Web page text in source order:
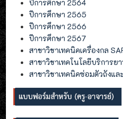
ปีการศึกษา 2564
ปีการศึกษา 2565
ปีการศึกษา 2566
ปีการศึกษา 2567
สาขาวิชาเทคนิคเครื่องกล
สาขาวิชาเทคโนโลยีบริการ
สาขาวิชาเทคนิคซ่อมตัวถังแ